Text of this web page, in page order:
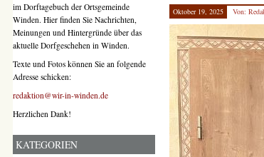
Oktober 19, 2025 Von:
im Dorftagebuch der Ortsgemeinde
Winden. Hier finden Sie Nachrichten,
Meinungen und Hintergründe über das
aktuelle Dorfgeschehen in Winden.
Texte und Fotos können Sie an folgende
Adresse schicken:
redaktion@wir-in-winden.de
Herzlichen Dank!
KATEGORIEN